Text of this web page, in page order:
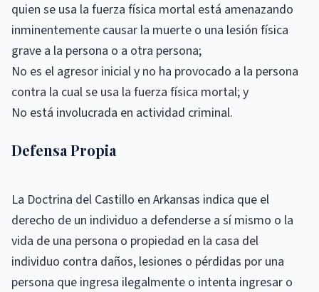
quien se usa la fuerza física mortal está amenazando
inminentemente causar la muerte o una lesión física
grave a la persona o a otra persona;
No es el agresor inicial y no ha provocado a la persona
contra la cual se usa la fuerza física mortal; y
No está involucrada en actividad criminal.
Defensa Propia
La Doctrina del Castillo en Arkansas indica que el
derecho de un individuo a defenderse a sí mismo o la
vida de una persona o propiedad en la casa del
individuo contra daños, lesiones o pérdidas por una
persona que ingresa ilegalmente o intenta ingresar o